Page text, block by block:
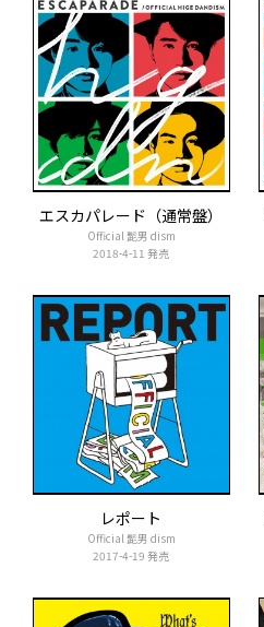
デモテープ
プライバシーポリシー
ENGLISH PAGE
エスカパレード（通常盤）
Official 髭男 dism
2018-4-11 発売
レポート
Official 髭男 dism
2017-4-19 発売